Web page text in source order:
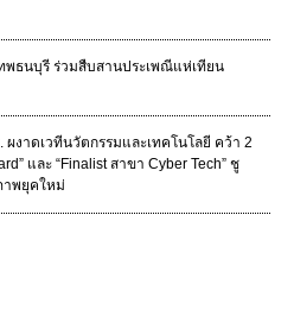
พธนบุรี ร่วมสืบสานประเพณีแห่เทียน
งาดเวทีนวัตกรรมและเทคโนโลยี คว้า 2
และ “Finalist สาขา Cyber Tech” ชู
พยุคใหม่